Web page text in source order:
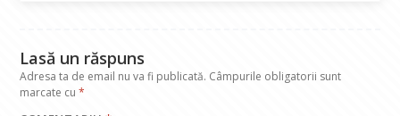
Lasă un răspuns
Adresa ta de email nu va fi publicată. Câmpurile obligatorii sunt
marcate cu*